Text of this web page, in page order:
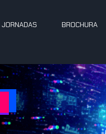
JORNADAS BROCHURA